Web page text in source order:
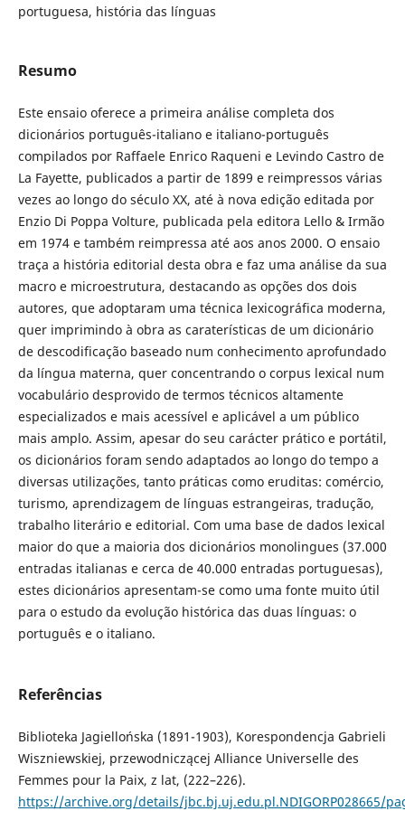
portuguesa, história das línguas
Resumo
Este ensaio oferece a primeira análise completa dos
dicionários português-italiano e italiano-português
compilados por Raffaele Enrico Raqueni e Levindo Castro de
La Fayette, publicados a partir de 1899 e reimpressos várias
vezes ao longo do século XX, até à nova edição editada por
Enzio Di Poppa Volture, publicada pela editora Lello & Irmão
em 1974 e também reimpressa até aos anos 2000. O ensaio
traça a história editorial desta obra e faz uma análise da sua
macro e microestrutura, destacando as opções dos dois
autores, que adoptaram uma técnica lexicográfica moderna,
quer imprimindo à obra as caraterísticas de um dicionário
de descodificação baseado num conhecimento aprofundado
da língua materna, quer concentrando o corpus lexical num
vocabulário desprovido de termos técnicos altamente
especializados e mais acessível e aplicável a um público
mais amplo. Assim, apesar do seu carácter prático e portátil,
os dicionários foram sendo adaptados ao longo do tempo a
diversas utilizações, tanto práticas como eruditas: comércio,
turismo, aprendizagem de línguas estrangeiras, tradução,
trabalho literário e editorial. Com uma base de dados lexical
maior do que a maioria dos dicionários monolingues (37.000
entradas italianas e cerca de 40.000 entradas portuguesas),
estes dicionários apresentam-se como uma fonte muito útil
para o estudo da evolução histórica das duas línguas: o
português e o italiano.
Referências
Biblioteka Jagiellońska (1891-1903), Korespondencja Gabrieli
Wiszniewskiej, przewodniczącej Alliance Universelle des
Femmes pour la Paix, z lat, (222–226).
https://archive.org/details/jbc.bj.uj.edu.pl.NDIGORP028665/